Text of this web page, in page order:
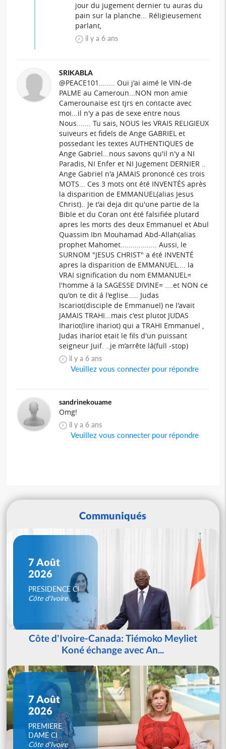
jour du jugement dernier tu auras du
pain sur la planche... Réligieusement
parlant,
il y a 6 ans
SRIKABLA
@PEACE101........ Oui j'ai aimé le VIN-de
PALME au Cameroun...NON mon amie
Camerounaise est tjrs en contacte avec
moi...il n'y a pas de sexe entre nous
Nous....... Tu sais, NOUS les VRAIS RELIGIEUX
suiveurs et fidels de Ange GABRIEL et
possedant les textes AUTHENTIQUES de
Ange Gabriel...nous savons qu'il n'y a NI
Paradis, NI Enfer et NI Jugement DERNIER ..
Ange Gabriel n'a JAMAIS prononcé ces trois
MOTS... Ces 3 mots ont été INVENTÉS après
la disparition de EMMANUEL(alias Jesus
Christ).. Je t'ai deja dit qu'une partie de la
Bible et du Coran ont été falsifiée plutard
apres les morts des deux Emmanuel et Abul
Quassim Ibn Mouhamad Abd-Allah(alias
prophet Mahomet.................. Aussi, le
SURNOM "JESUS CHRIST" a été INVENTÉ
apres la disparition de EMMANUEL.... la
VRAI signification du nom EMMANUEL=
l'homme á la SAGESSE DIVINE= ....et NON ce
qu'on te dit á l'eglise..... Judas
Iscariot(disciple de Emmanuel) ne l'avait
JAMAIS TRAHI...mais c'est plutot JUDAS
Ihariot(lire ihariot) qui a TRAHI Emmanuel ,
Judas ihariot etait le fils d'un puissant
seigneur Juif. ..je m’arrête lá(full -stop)
il y a 6 ans
Veuillez vous connecter pour répondre
sandrinekouame
Omg!
il y a 6 ans
Veuillez vous connecter pour répondre
Communiqués
7 Août
2026
PRESIDENCE CI
Côte d'Ivoire
Côte d'Ivoire-Canada: Tiémoko Meyliet
Koné échange avec An...
7 Août
2026
PREMIERE
DAME CI
Côte d'Ivoire